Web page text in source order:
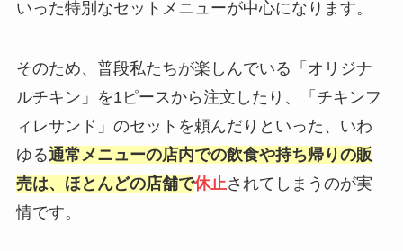
いった特別なセットメニューが中心になります。
そのため、普段私たちが楽しんでいる「オリジナ
ルチキン」を1ピースから注文したり、「チキンフ
ィレサンド」のセットを頼んだりといった、いわ
ゆる通常メニューの店内での飲食や持ち帰りの販
売は、ほとんどの店舗で休止されてしまうのが実
情です。